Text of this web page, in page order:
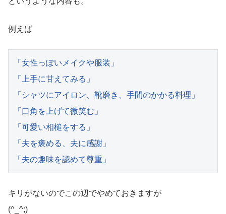
例えば
「女性っぽいメイクや服装」
「上手に甘えてみる」
「シャツにアイロン、靴磨き、手間のかかる料理」
「口角を上げて微笑む」
「可愛い相槌をする」
「夫を褒める、夫に感謝」
「夫の趣味を認めて尊重」
キリがないのでこの辺でやめておきますが
(^_^;)